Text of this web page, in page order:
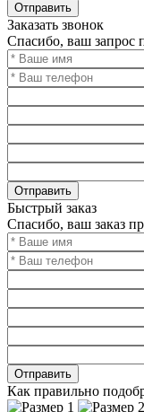
Заказать звонок
Спасибо, ваш запрос
Быстрый заказ
Спасибо, ваш заказ
Как правильно